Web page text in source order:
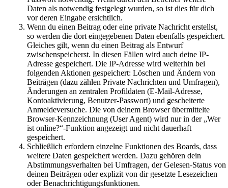
Daten als notwendig festgelegt wurden, so ist dies für dich
vor deren Eingabe ersichtlich.
Wenn du einen Beitrag oder eine private Nachricht erstellst,
so werden die dort eingegebenen Daten ebenfalls gespeichert.
Gleiches gilt, wenn du einen Beitrag als Entwurf
zwischenspeicherst. In diesen Fällen wird auch deine IP-
Adresse gespeichert. Die IP-Adresse wird weiterhin bei
folgenden Aktionen gespeichert: Löschen und Ändern von
Beiträgen (dazu zählen Private Nachrichten und Umfragen),
Änderungen an zentralen Profildaten (E-Mail-Adresse,
Kontoaktivierung, Benutzer-Passwort) und gescheiterte
Anmeldeversuche. Die von deinem Browser übermittelte
Browser-Kennzeichnung (User Agent) wird nur in der „Wer
ist online?“-Funktion angezeigt und nicht dauerhaft
gespeichert.
Schließlich erfordern einzelne Funktionen des Boards, dass
weitere Daten gespeichert werden. Dazu gehören dein
Abstimmungsverhalten bei Umfragen, der Gelesen-Status von
deinen Beiträgen oder explizit von dir gesetzte Lesezeichen
oder Benachrichtigungsfunktionen.